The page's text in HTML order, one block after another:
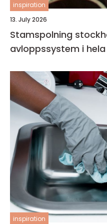
inspiration
13. July 2026
Stamspolning stockholm
avloppssystem i
inspiration